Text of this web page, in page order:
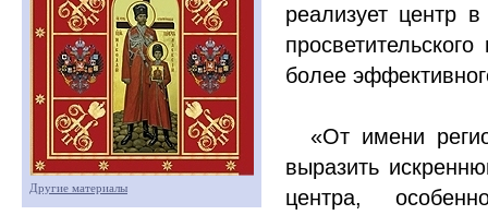
реализует центр
более
«От имени
выразить
центра,
Другие материалы